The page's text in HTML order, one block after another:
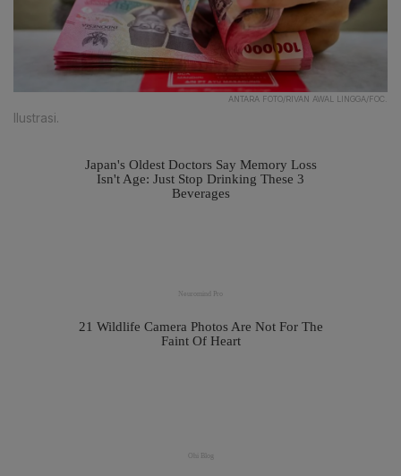
ANTARA FOTO/RIVAN AWAL LINGGA/FOC.
Ilustrasi.